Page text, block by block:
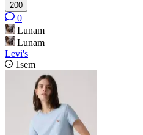
200
0
Lunam
Lunam
Levi's
1sem